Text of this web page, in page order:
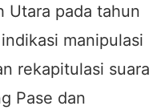
Utara pada tahun
manipulasi
rekapitulasi suara
Pase dan